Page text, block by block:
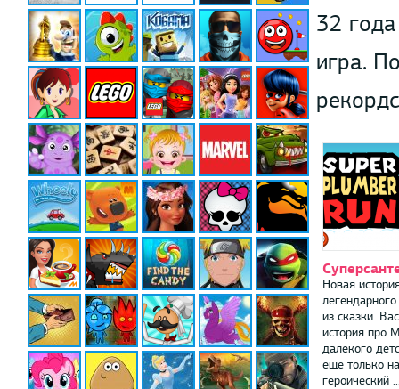
32
игра.
Новая
из сказки.
история про
далекого
еще только
героический